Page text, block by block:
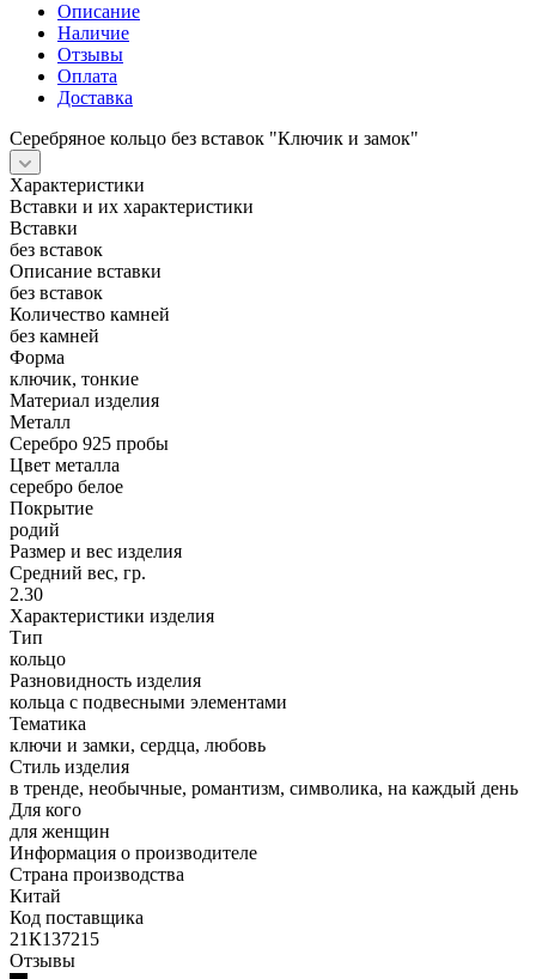
Описание
Наличие
Отзывы
Оплата
Доставка
Серебряное кольцо без вставок "Ключик и замок"
Характеристики
Вставки и их характеристики
Вставки
без вставок
Описание вставки
без вставок
Количество камней
без камней
Форма
ключик, тонкие
Материал изделия
Металл
Серебро 925 пробы
Цвет металла
серебро белое
Покрытие
родий
Размер и вес изделия
Средний вес, гр.
2.30
Характеристики изделия
Тип
кольцо
Разновидность изделия
кольца с подвесными элементами
Тематика
ключи и замки, сердца, любовь
Стиль изделия
в тренде, необычные, романтизм, символика, на каждый день
Для кого
для женщин
Информация о производителе
Страна производства
Китай
Код поставщика
21К137215
Отзывы